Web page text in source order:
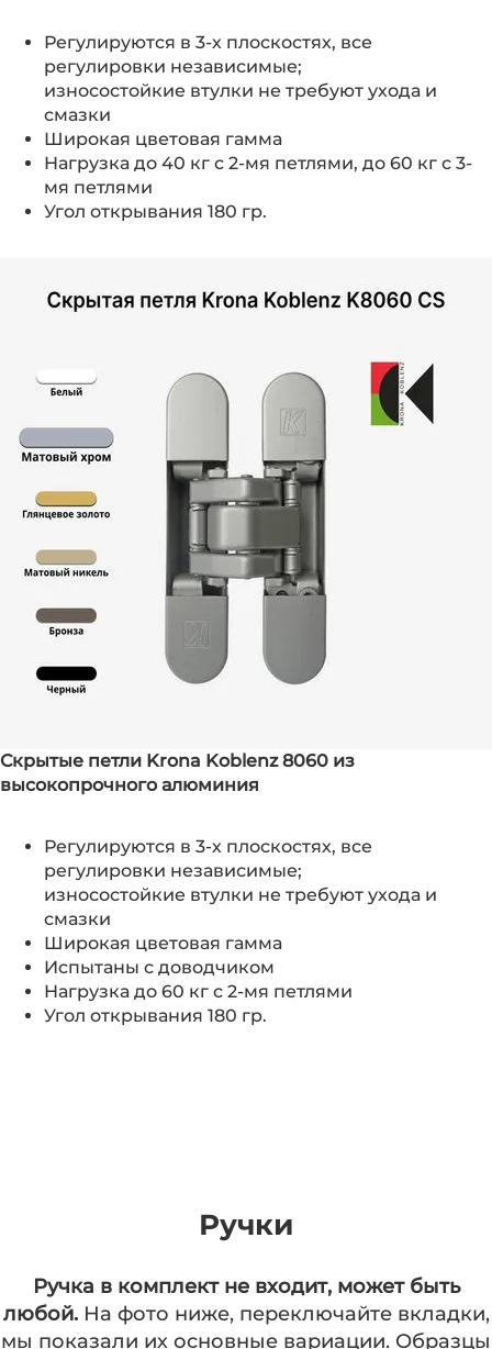
Регулируются в 3-х плоскостях, все
регулировки независимые;
износостойкие втулки не требуют ухода и
смазки
Широкая цветовая гамма
Нагрузка до 40 кг с 2-мя петлями, до 60 кг с 3-
мя петлями
Угол открывания 180 гр.
Скрытые петли Krona Koblenz 8060 из
высокопрочного алюминия
Регулируются в 3-х плоскостях, все
регулировки независимые;
износостойкие втулки не требуют ухода и
смазки
Широкая цветовая гамма
Испытаны с доводчиком
Нагрузка до 60 кг с 2-мя петлями
Угол открывания 180 гр.
Ручки
Ручка в комплект не входит, может быть
любой.На фото ниже, переключайте вкладки,
мы показали их основные вариации. Образцы